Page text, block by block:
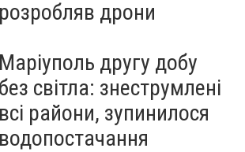
розробляв дрони
Маріуполь другу добу
без світла: знеструмлені
всі райони, зупинилося
водопостачання